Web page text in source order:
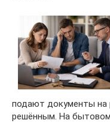
подают документы на
решённым. На бытовом